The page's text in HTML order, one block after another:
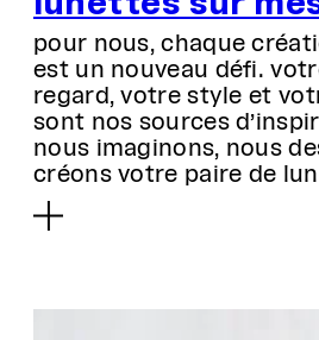
pour nous, chaque
est un nouveau défi.
regard, votre style et
sont nos sources
nous imaginons, nous
créons votre paire de